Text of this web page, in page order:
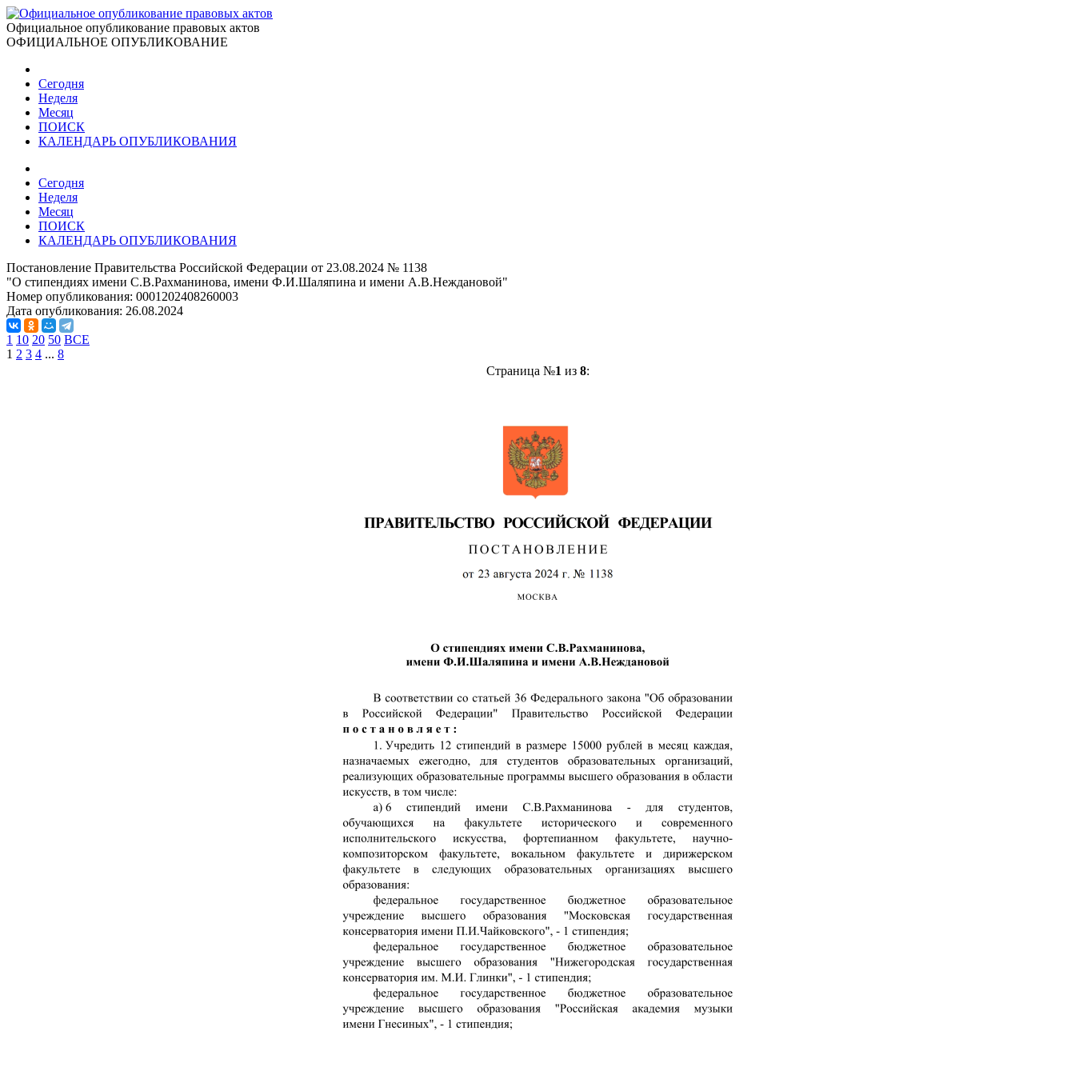
Официальное опубликование правовых актов
ОФИЦИАЛЬНОЕ ОПУБЛИКОВАНИЕ
Сегодня
Неделя
Месяц
ПОИСК
КАЛЕНДАРЬ ОПУБЛИКОВАНИЯ
Сегодня
Неделя
Месяц
ПОИСК
КАЛЕНДАРЬ ОПУБЛИКОВАНИЯ
Постановление Правительства Российской Федерации от 23.08.2024 № 1138
"О стипендиях имени С.В.Рахманинова, имени Ф.И.Шаляпина и имени А.В.Неждановой"
Номер опубликования: 0001202408260003
Дата опубликования: 26.08.2024
1 10 20 50 ВСЕ
1 2 3 4 ... 8
Страница №1 из 8: